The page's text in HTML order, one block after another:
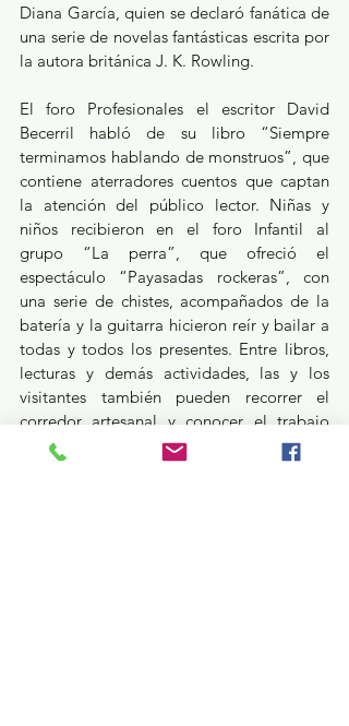
Diana García, quien se declaró fanática de
una serie de novelas fantásticas escrita por
la autora británica J. K. Rowling.
El foro Profesionales el escritor David
Becerril habló de su libro “Siempre
terminamos hablando de monstruos”, que
contiene aterradores cuentos que captan
la atención del público lector. Niñas y
niños recibieron en el foro Infantil al
grupo “La perra”, que ofreció el
espectáculo “Payasadas rockeras”, con
una serie de chistes, acompañados de la
batería y la guitarra hicieron reír y bailar a
todas y todos los presentes. Entre libros,
lecturas y demás actividades, las y los
visitantes también pueden recorrer el
corredor artesanal y conocer el trabajo
que realizan las artesanas y los artesanos
del Estado de México. Las actividades las